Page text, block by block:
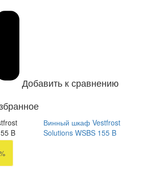
Добавить к сравнению
B
Винный шкаф Vestfrost
Solutions WSBS 155 B